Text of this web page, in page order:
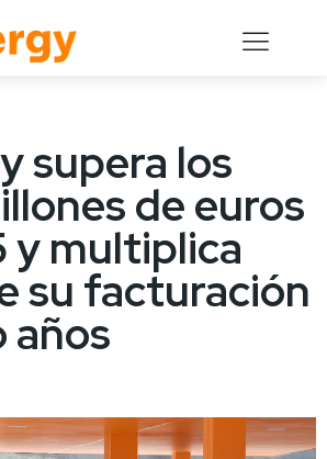
supera los
de euros
y multiplica
su facturación
años